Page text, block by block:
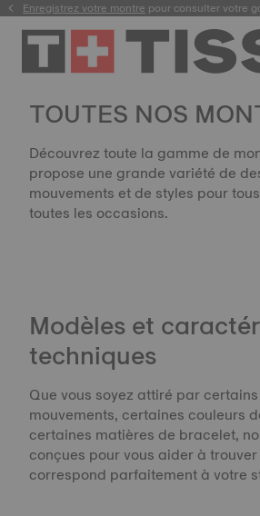
Enregistrez votre montre pour consulter votre
TOUTES NOS
Découvrez toute la gamme de
propose une grande variété de
mouvements et de styles pour
toutes les occasions.
Modèles et
techniques
Que vous soyez attiré par
mouvements, certaines couleurs
certaines matières de bracelet,
conçues pour vous aider à
correspond parfaitement à votre